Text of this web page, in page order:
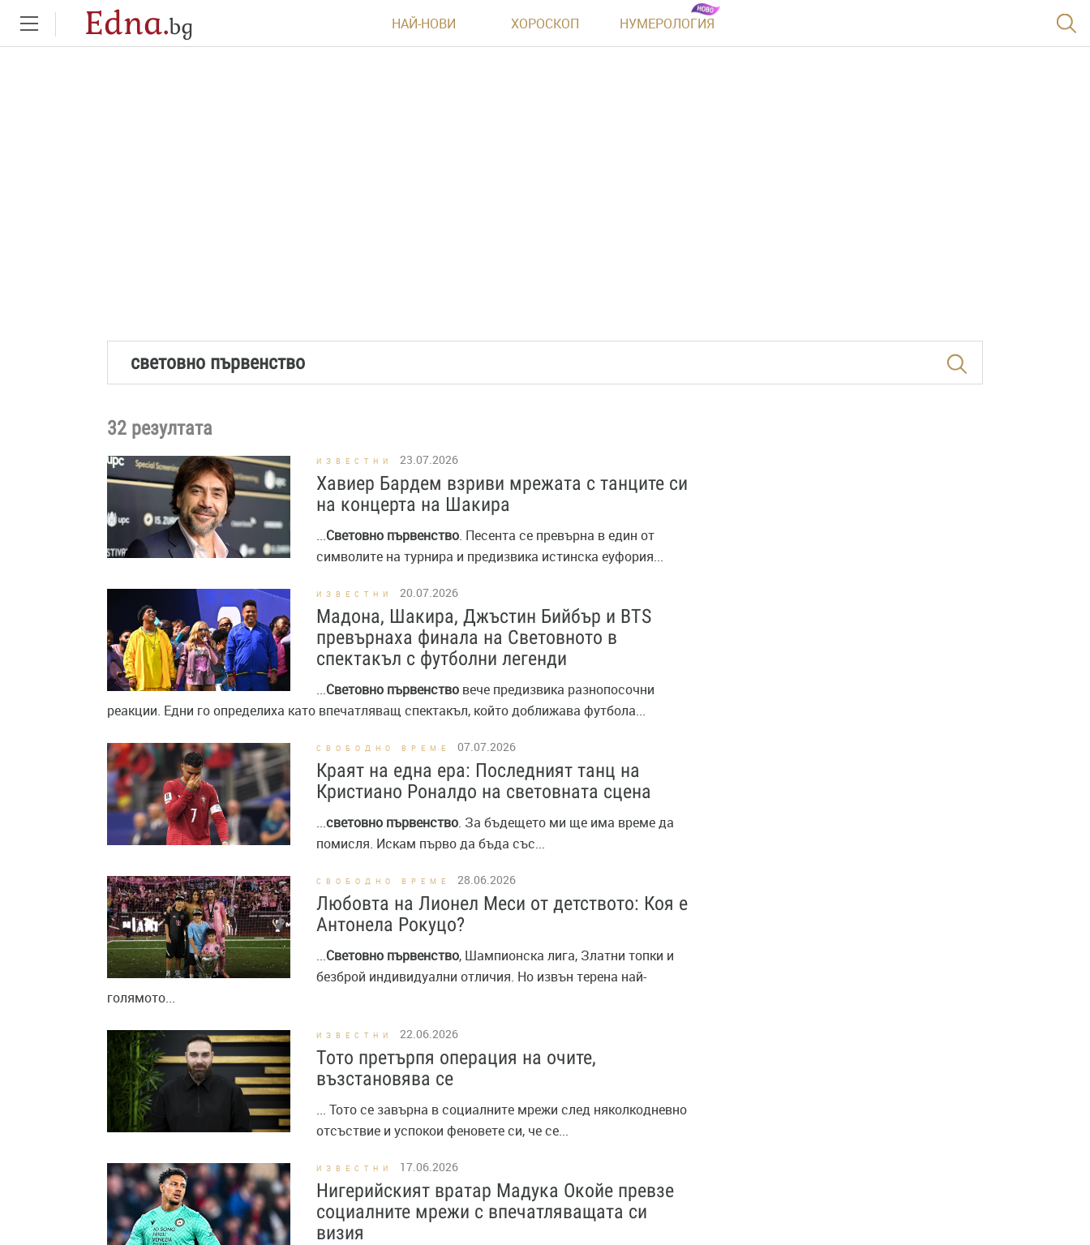
Edna.bg НАЙ-НОВИ ХОРОСКОП НУМЕРОЛОГИЯ
32 резултата
ИЗВЕСТНИ 23.07.2026
Хавиер Бардем взриви мрежата с танците си
на концерта на Шакира
...Световно първенство. Песента се превърна в един от
символите на турнира и предизвика истинска еуфория...
ИЗВЕСТНИ 20.07.2026
Мадона, Шакира, Джъстин Бийбър и BTS
превърнаха финала на Световното в
спектакъл с футболни легенди
...Световно първенство вече предизвика разнопосочни
реакции. Едни го определиха като впечатляващ спектакъл, който доближава футбола...
СВОБОДНО ВРЕМЕ 07.07.2026
Краят на една ера: Последният танц на
Кристиано Роналдо на световната сцена
...световно първенство. За бъдещето ми ще има време да
помисля. Искам първо да бъда със...
СВОБОДНО ВРЕМЕ 28.06.2026
Любовта на Лионел Меси от детството: Коя е
Антонела Рокуцо?
...Световно първенство, Шампионска лига, Златни топки и
безброй индивидуални отличия. Но извън терена най-
голямото...
ИЗВЕСТНИ 22.06.2026
Тото претърпя операция на очите,
възстановява се
... Тото се завърна в социалните мрежи след няколкодневно
отсъствие и успокои феновете си, че се...
ИЗВЕСТНИ 17.06.2026
Нигерийският вратар Мадука Окойе превзе
социалните мрежи с впечатляващата си
визия